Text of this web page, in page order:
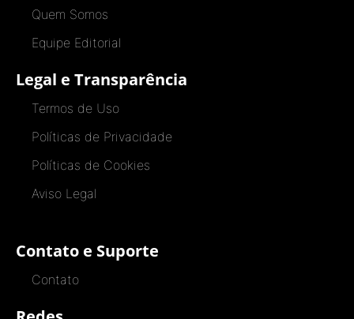
Quem Somos
Equipe Editorial
Legal e Transparência
Termos de Uso
Políticas de Privacidade
Políticas de Cookies
Aviso Legal
Contato e Suporte
Contato